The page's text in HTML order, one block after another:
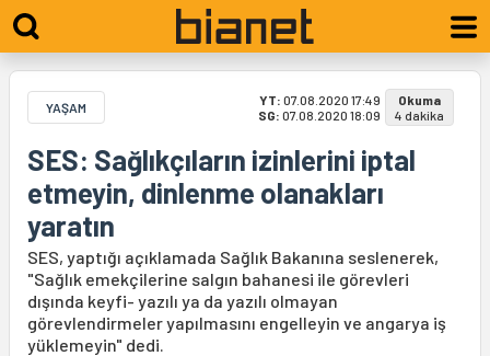
YAŞAM YT: 07.08.2020 17:49
SG: 07.08.2020 18:09
Okuma
4 dakika
SES: Sağlıkçıların izinlerini iptal
etmeyin, dinlenme olanakları
yaratın
SES, yaptığı açıklamada Sağlık Bakanına seslenerek,
"Sağlık emekçilerine salgın bahanesi ile görevleri
dışında keyfi- yazılı ya da yazılı olmayan
görevlendirmeler yapılmasını engelleyin ve angarya iş
yüklemeyin" dedi.